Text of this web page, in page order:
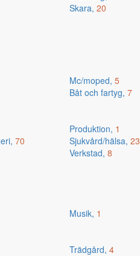
Skara, 20
Mc/moped, 5
Båt och fartyg, 7
Produktion, 1
70 Sjukvård/hälsa, 23
Verkstad, 8
Musik, 1
Trädgård, 4